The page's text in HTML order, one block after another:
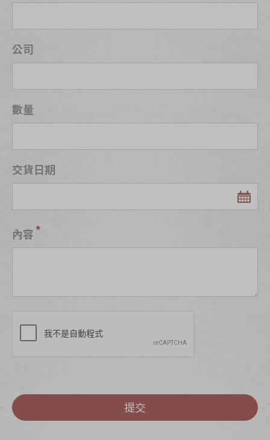
公司
數量
交貨日期
內容
提交